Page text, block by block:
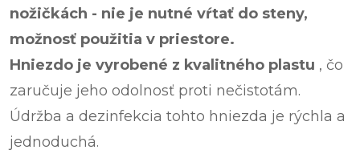
nožičkách - nie je nutné vŕtať do steny,
možnosť použitia v priestore.
Hniezdo je vyrobené z kvalitného plastu , čo
zaručuje jeho odolnosť proti nečistotám.
Údržba a dezinfekcia tohto hniezda je rýchla a
jednoduchá.